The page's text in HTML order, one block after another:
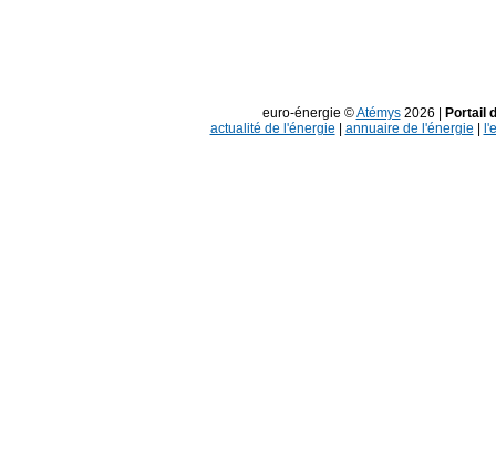
euro-énergie ©Atémys2026 |
Portail
actualité de l'énergie
annuaire de l'énergie